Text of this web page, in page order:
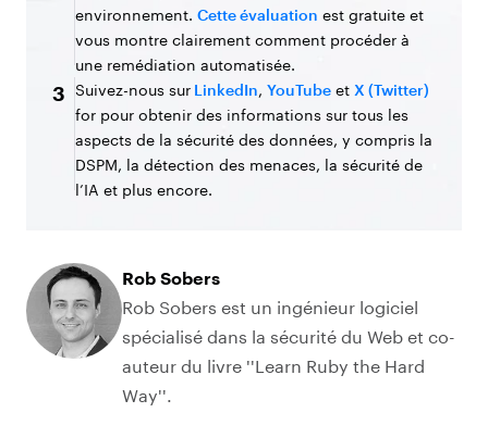
environnement. Cette évaluation est gratuite et
vous montre clairement comment procéder à
une remédiation automatisée.
3 Suivez-nous sur LinkedIn, YouTube et X (Twitter)
for pour obtenir des informations sur tous les
aspects de la sécurité des données, y compris la
DSPM, la détection des menaces, la sécurité de
l’IA et plus encore.
Rob Sobers
Rob Sobers est un ingénieur logiciel
spécialisé dans la sécurité du Web et co-
auteur du livre ''Learn Ruby the Hard
Way''.